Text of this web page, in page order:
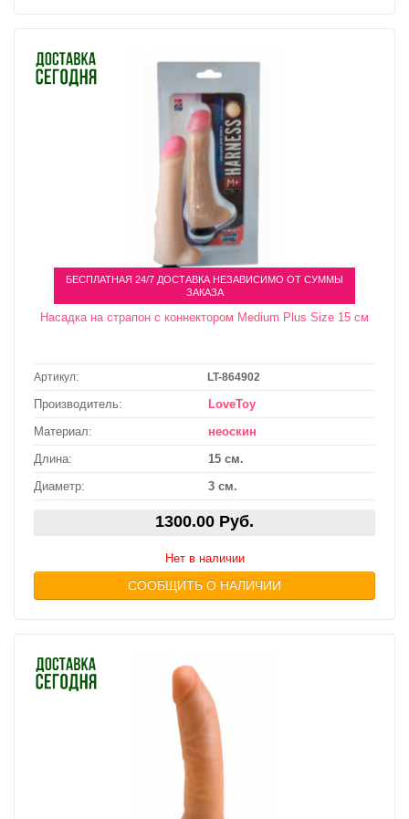
БЕСПЛАТНАЯ 24/7 ДОСТАВКА НЕЗАВИСИМО ОТ СУММЫ
ЗАКАЗА
Насадка на страпон с коннектором Medium Plus Size 15 см
Артикул: LT-864902
Производитель:
LoveToy
Материал:
неоскин
Длина:
15 см.
Диаметр:
3 см.
1300.00 Руб.
Нет в наличии
СООБЩИТЬ О НАЛИЧИИ